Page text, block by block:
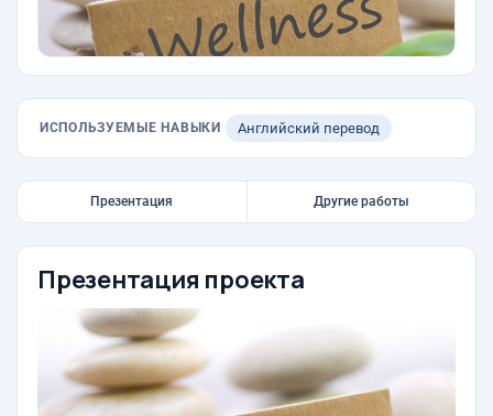
ИСПОЛЬЗУЕМЫЕ НАВЫКИ Английский перевод
Презентация Другие работы
Презентация проекта